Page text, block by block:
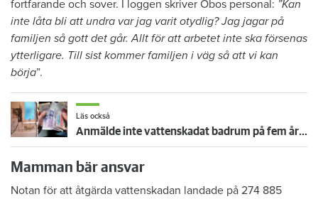
fortfarande och sover. I loggen skriver Öbos personal: ”Kan
inte låta bli att undra var jag varit otydlig? Jag jagar på
familjen så gott det går. Allt för att arbetet inte ska försenas
ytterligare. Till sist kommer familjen i väg så att vi kan
börja”.
Läs också
Anmälde inte vattenskadat badrum på fem år – krävs på 125 000 kronor
Mamman bär ansvar
Notan för att åtgärda vattenskadan landade på 274 885